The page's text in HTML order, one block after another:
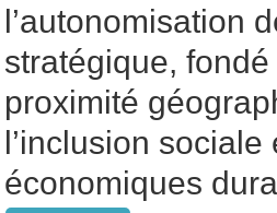
l’autonomisation
stratégique,
proximité
l’inclusion
économiques